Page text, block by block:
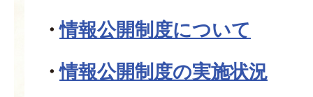
情報公開制度について
情報公開制度の実施状況